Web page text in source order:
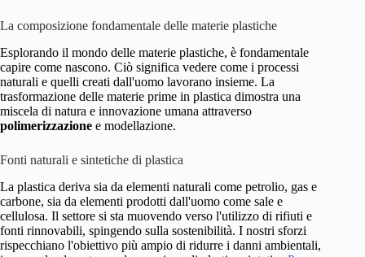
La composizione fondamentale delle materie plastiche
Esplorando il mondo delle materie plastiche, è fondamentale
capire come nascono. Ciò significa vedere come i processi
naturali e quelli creati dall'uomo lavorano insieme. La
trasformazione delle materie prime in plastica dimostra una
miscela di natura e innovazione umana attraverso
polimerizzazione e modellazione.
Fonti naturali e sintetiche di plastica
La plastica deriva sia da elementi naturali come petrolio, gas e
carbone, sia da elementi prodotti dall'uomo come sale e
cellulosa. Il settore si sta muovendo verso l'utilizzo di rifiuti e
fonti rinnovabili, spingendo sulla sostenibilità. I nostri sforzi
rispecchiano l'obiettivo più ampio di ridurre i danni ambientali,